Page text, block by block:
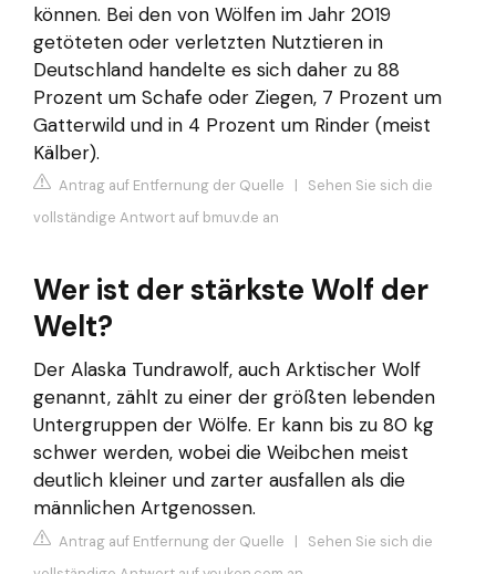
können. Bei den von Wölfen im Jahr 2019
getöteten oder verletzten Nutztieren in
Deutschland handelte es sich daher zu 88
Prozent um Schafe oder Ziegen, 7 Prozent um
Gatterwild und in 4 Prozent um Rinder (meist
Kälber).
Antrag auf Entfernung der Quelle | Sehen Sie sich die
vollständige Antwort auf bmuv.de an
Wer ist der stärkste Wolf der
Welt?
Der Alaska Tundrawolf, auch Arktischer Wolf
genannt, zählt zu einer der größten lebenden
Untergruppen der Wölfe. Er kann bis zu 80 kg
schwer werden, wobei die Weibchen meist
deutlich kleiner und zarter ausfallen als die
männlichen Artgenossen.
Antrag auf Entfernung der Quelle | Sehen Sie sich die